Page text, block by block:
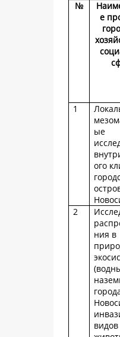
№
е
1
ые
ого
2
ния в
видов